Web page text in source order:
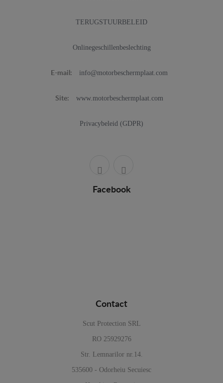
TERUGSTUURBELEID
Onlinegeschillenbeslechting
E-mail: info@motorbeschermplaat.com
Site: www.motorbeschermplaat.com
Privacybeleid (GDPR)
Facebook
Contact
Scut Protection SRL
RO 25929276
Str. Lemnarilor nr.14.
535600 - Odorheiu Secuiesc